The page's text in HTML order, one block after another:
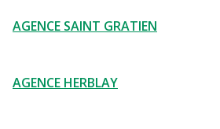
AGENCE SAINT GRATIEN
AGENCE HERBLAY